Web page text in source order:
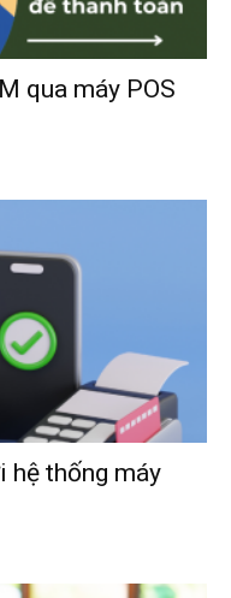
qua máy POS
hệ thống máy